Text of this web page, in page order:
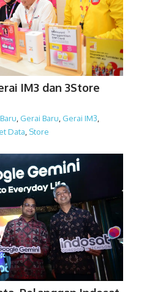
IM3 dan 3Store
Gerai Baru Gerai IM3
Data Store